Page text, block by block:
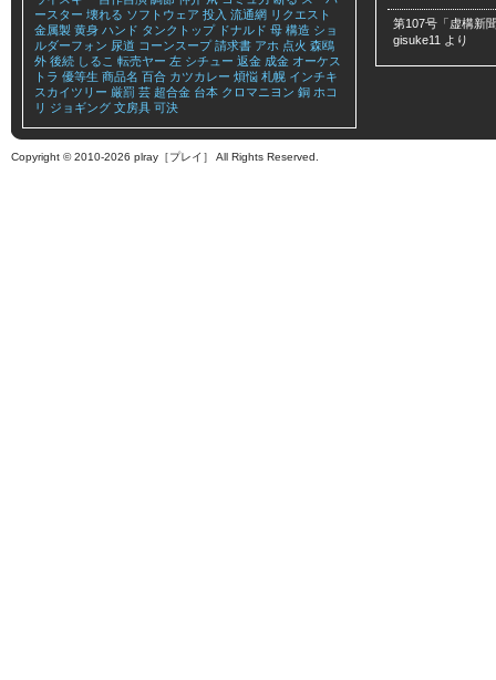
ースター 壊れる ソフトウェア 投入 流通網 リクエスト
金属製 黄身 ハンド タンクトップ ドナルド 母 構造 ショ
ルダーフォン 尿道 コーンスープ 請求書 アホ 点火 森鴎
外 後続 しるこ 転売ヤー 左 シチュー 返金 成金 オーケス
トラ 優等生 商品名 百合 カツカレー 煩悩 札幌 インチキ
スカイツリー 厳罰 芸 超合金 台本 クロマニヨン 銅 ホコ
リ ジョギング 文房具 可決
第107号「虚構新
gisuke11 より
Copyright © 2010-2026 plray［プレイ］ All Rights Reserved.